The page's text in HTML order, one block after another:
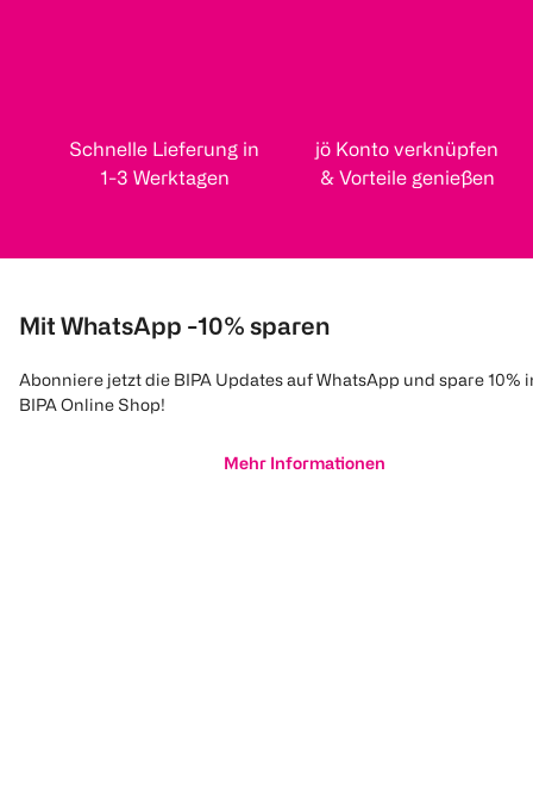
Schnelle Lieferung in
1-3 Werktagen
jö Konto verknüpfen
& Vorteile genießen
Mit WhatsApp -10% sparen
Abonniere jetzt die BIPA Updates auf WhatsApp und spare 10%
BIPA Online Shop!
Mehr Informationen